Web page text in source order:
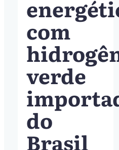
com
verde
do
Brasil